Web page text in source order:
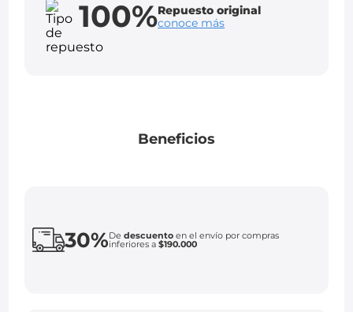
100%Repuesto original
conoce más
Beneficios
30%Dedescuento en el envío por compras
inferiores a$190.000